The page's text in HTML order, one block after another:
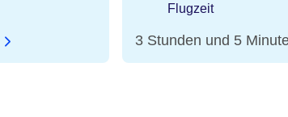
Flugzeit
3 Stunden und 5